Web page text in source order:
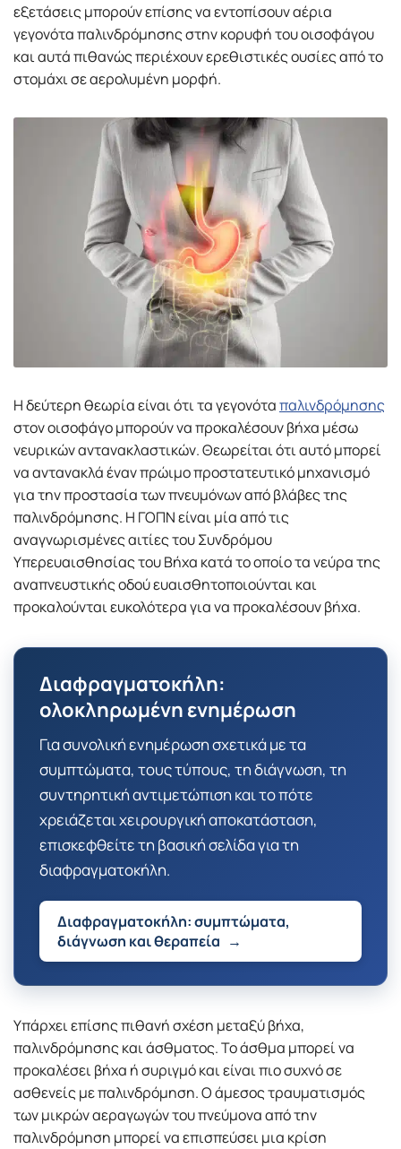
εξετάσεις μπορούν επίσης να εντοπίσουν αέρια
γεγονότα παλινδρόμησης στην κορυφή του οισοφάγου
και αυτά πιθανώς περιέχουν ερεθιστικές ουσίες από το
στομάχι σε αερολυμένη μορφή.
Η δεύτερη θεωρία είναι ότι τα γεγονόταπαλινδρόμησης
στον οισοφάγο μπορούν να προκαλέσουν βήχα μέσω
νευρικών αντανακλαστικών. Θεωρείται ότι αυτό μπορεί
να αντανακλά έναν πρώιμο προστατευτικό μηχανισμό
για την προστασία των πνευμόνων από βλάβες της
παλινδρόμησης. Η ΓΟΠΝ είναι μία από τις
αναγνωρισμένες αιτίες του Συνδρόμου
Υπερευαισθησίας του Βήχα κατά το οποίο τα νεύρα της
αναπνευστικής οδού ευαισθητοποιούνται και
προκαλούνται ευκολότερα για να προκαλέσουν βήχα.
Διαφραγματοκήλη:
ολοκληρωμένη ενημέρωση
Για συνολική ενημέρωση σχετικά με τα
συμπτώματα, τους τύπους, τη διάγνωση, τη
συντηρητική αντιμετώπιση και το πότε
χρειάζεται χειρουργική αποκατάσταση,
επισκεφθείτε τη βασική σελίδα για τη
διαφραγματοκήλη.
Διαφραγματοκήλη: συμπτώματα,
διάγνωση και θεραπεία →
Υπάρχει επίσης πιθανή σχέση μεταξύ βήχα,
παλινδρόμησης και άσθματος. Το άσθμα μπορεί να
προκαλέσει βήχα ή συριγμό και είναι πιο συχνό σε
ασθενείς με παλινδρόμηση. Ο άμεσος τραυματισμός
των μικρών αεραγωγών του πνεύμονα από την
παλινδρόμηση μπορεί να επισπεύσει μια κρίση